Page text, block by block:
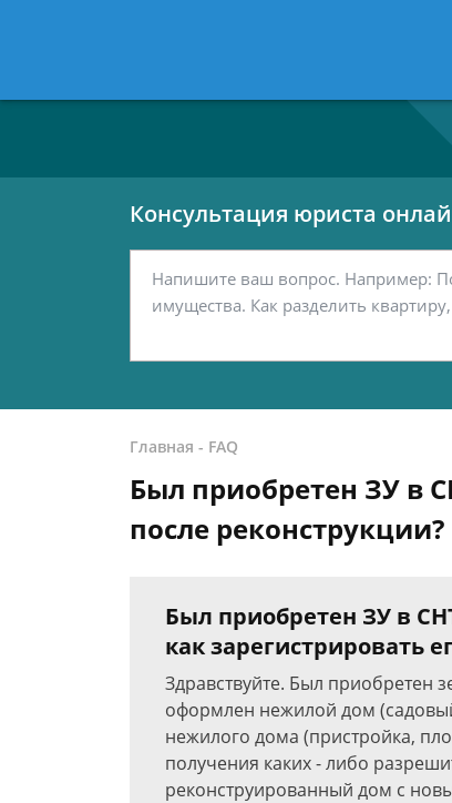
7 812
Консультация юриста
Главная - FAQ
Был приобретен ЗУ в
после реконструкции?
Был приобретен ЗУ в
как зарегистрировать
Здравствуйте. Был приобретен
оформлен нежилой дом
нежилого дома (пристройка,
получения каких - либо
реконструированный дом с